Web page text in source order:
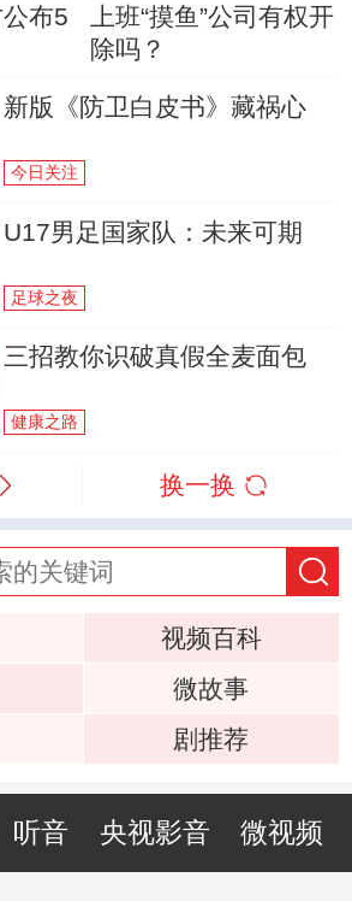
布5
上班“摸鱼”公司有权开
除吗？
新版《防卫白皮书》藏祸心
今日关注
U17男足国家队：未来可期
足球之夜
三招教你识破真假全麦面包
健康之路
换一换
视频百科
微故事
剧推荐
听音 央视影音 微视频